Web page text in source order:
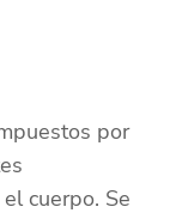
por
cuerpo. Se